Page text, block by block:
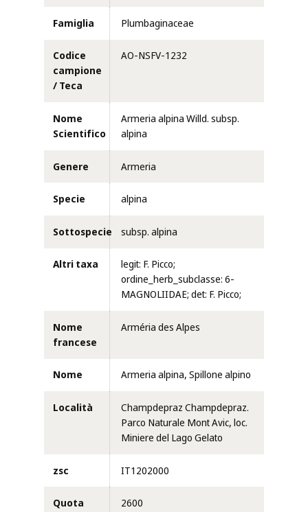
Famiglia Plumbaginaceae
Codice
campione
/ Teca
AO-NSFV-1232
Nome
Scientifico
Armeria alpina Willd. subsp.
alpina
Genere Armeria
Specie alpina
Sottospecie subsp. alpina
Altri taxa
legit: F. Picco;
ordine_herb_subclasse: 6-
MAGNOLIIDAE; det: F. Picco;
Nome
francese
Arméria des Alpes
Nome Armeria alpina, Spillone alpino
Località
Champdepraz Champdepraz.
Parco Naturale Mont Avic, loc.
Miniere del Lago Gelato
zsc IT1202000
Quota 2600